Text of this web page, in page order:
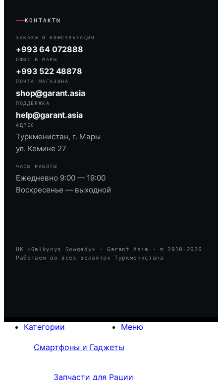
КОНТАКТЫ
ЗАКАЗЫ И КОНСУЛЬТАЦИИ
+993 64 072888
ОФИС В МАРЫ
+993 522 48878
ПОЧТА МАГАЗИНА
shop@garant.asia
ПОДДЕРЖКА
help@garant.asia
АДРЕС
Туркменистан, г. Мары
ул. Кемине 27
ЧАСЫ РАБОТЫ
Ежедневно 9:00 — 19:00
Воскресенье — выходной
HK «Galkynyş Sowgady» · Garant Asia · © 2010—2026
Работаем во всех велаятах Туркменистана
Меню
Категории
Смартфоны и Гаджеты
Запчасти для Рации